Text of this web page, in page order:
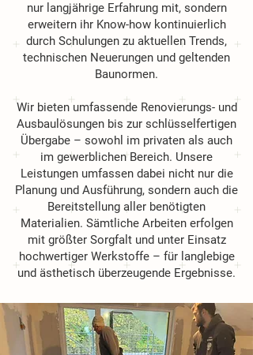
nur langjährige Erfahrung mit, sondern
erweitern ihr Know-how kontinuierlich
durch Schulungen zu aktuellen Trends,
technischen Neuerungen und geltenden
Baunormen.
Wir bieten umfassende Renovierungs- und
Ausbaulösungen bis zur schlüsselfertigen
Übergabe – sowohl im privaten als auch
im gewerblichen Bereich. Unsere
Leistungen umfassen dabei nicht nur die
Planung und Ausführung, sondern auch die
Bereitstellung aller benötigten
Materialien. Sämtliche Arbeiten erfolgen
mit größter Sorgfalt und unter Einsatz
hochwertiger Werkstoffe – für langlebige
und ästhetisch überzeugende Ergebnisse.